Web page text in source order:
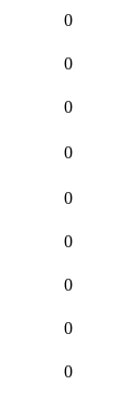
0
0
0
0
0
0
0
0
0